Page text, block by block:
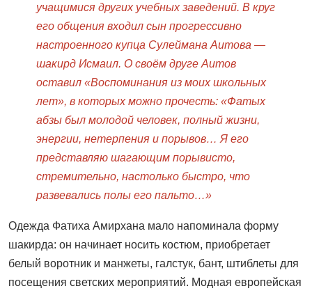
учащимися других учебных заведений. В круг
его общения входил сын прогрессивно
настроенного купца Сулеймана Аитова —
шакирд Исмаил. О своём друге Аитов
оставил «Воспоминания из моих школьных
лет», в которых можно прочесть: «Фатых
абзы был молодой человек, полный жизни,
энергии, нетерпения и порывов… Я его
представляю шагающим порывисто,
стремительно, настолько быстро, что
развевались полы его пальто…»
Одежда Фатиха Амирхана мало напоминала форму
шакирда: он начинает носить костюм, приобретает
белый воротник и манжеты, галстук, бант, штиблеты для
посещения светских мероприятий. Модная европейская